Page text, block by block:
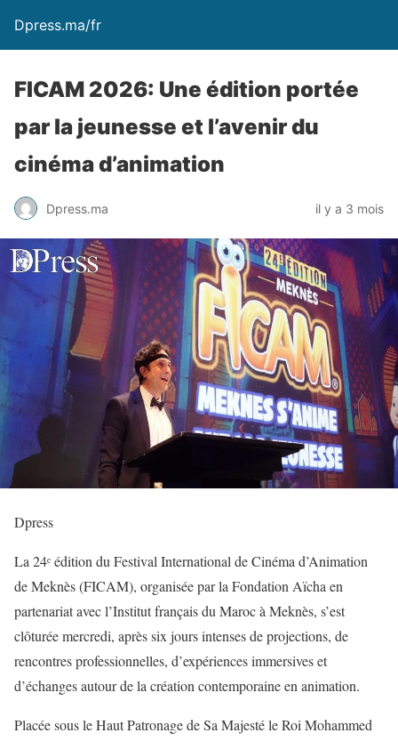
Dpress.ma/fr
FICAM 2026: Une édition portée
par la jeunesse et l’avenir du
cinéma d’animation
Dpress.ma il y a 3 mois
Dpress
La 24ᵉ édition du Festival International de Cinéma d’Animation
de Meknès (FICAM), organisée par la Fondation Aïcha en
partenariat avec l’Institut français du Maroc à Meknès, s’est
clôturée mercredi, après six jours intenses de projections, de
rencontres professionnelles, d’expériences immersives et
d’échanges autour de la création contemporaine en animation.
Placée sous le Haut Patronage de Sa Majesté le Roi Mohammed